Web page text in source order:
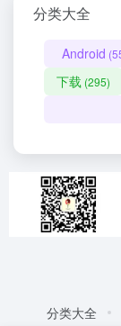
分类大全
Android
下载 (295)
分类大全